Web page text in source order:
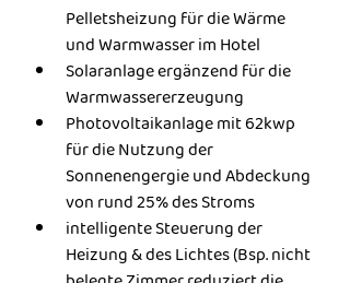
Pelletsheizung für die Wärme
und Warmwasser im Hotel
Solaranlage ergänzend für die
Warmwassererzeugung
Photovoltaikanlage mit 62kwp
für die Nutzung der
Sonnenengergie und Abdeckung
von rund 25% des Stroms
intelligente Steuerung der
Heizung & des Lichtes (Bsp. nicht